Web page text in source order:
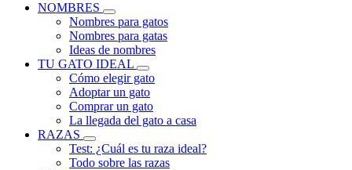
NOMBRES
Nombres para gatos
Nombres para gatas
Ideas de nombres
TU GATO IDEAL
Cómo elegir gato
Adoptar un gato
Comprar un gato
La llegada del gato a casa
RAZAS
Test: ¿Cuál es tu raza ideal?
Todo sobre las razas